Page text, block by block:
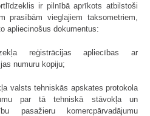
ir pilnībā aprīkots atbilstoši
prasībām vieglajiem taksometriem,
apliecinošus dokumentus:
reģistrācijas apliecības ar
numuru kopiju;
valsts tehniskās apskates protokola
par tā tehniskā stāvokļa un
pasažieru komercpārvadājumu